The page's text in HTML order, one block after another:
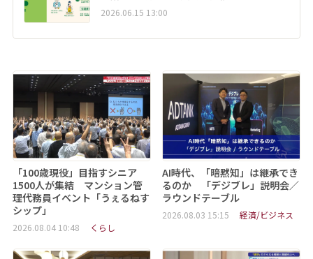
2026.06.15 13:00
「100歳現役」目指すシニア
1500人が集結 マンション管
理代務員イベント「うぇるねす
シップ」
2026.08.04 10:48 くらし
AI時代、「暗黙知」は継承でき
るのか 「デジブレ」説明会／
ラウンドテーブル
2026.08.03 15:15 経済/ビジネス